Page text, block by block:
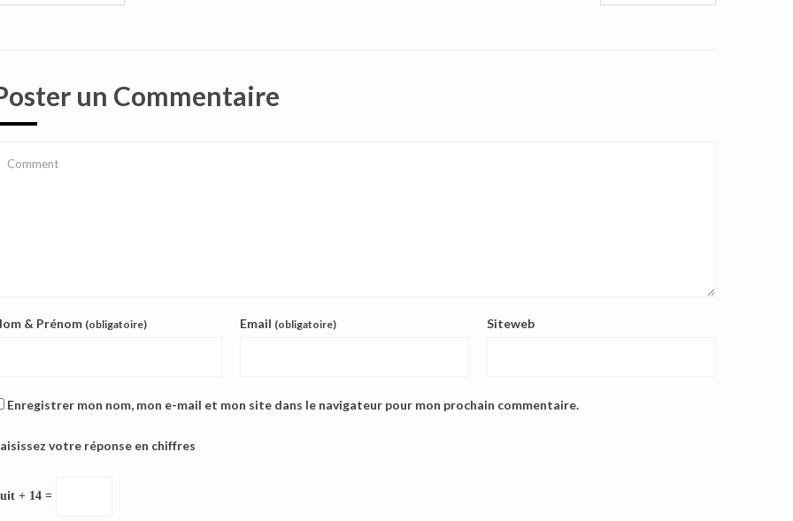
un Commentaire
& Prénom (obligatoire) Email (obligatoire) Siteweb
Enregistrer mon nom, mon e-mail et mon site dans le navigateur pour mon prochain commentaire.
votre réponse en chiffres
+ 14 =